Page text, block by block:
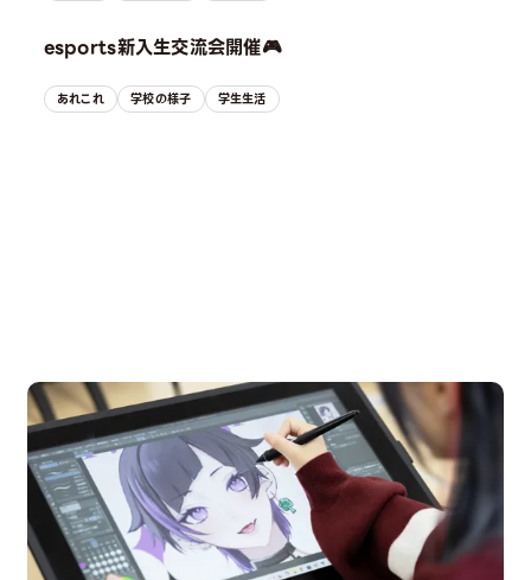
esports新入生交流会開催🎮
あれこれ 学校の様子 学生生活